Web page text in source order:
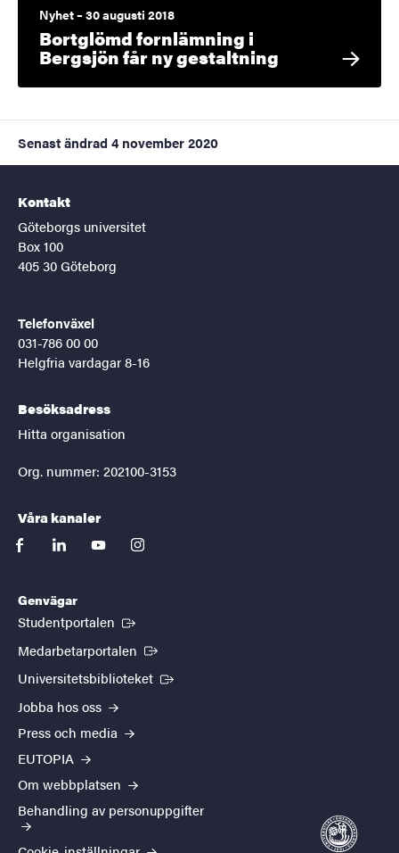
Nyhet – 30 augusti 2018
Bortglömd fornlämning i
Bergsjön får ny gestaltning
Senast ändrad 4 november 2020
Kontakt
Göteborgs universitet
Box 100
405 30 Göteborg
Telefonväxel
031-786 00 00
Helgfria vardagar 8-16
Besöksadress
Hitta organisation
Org. nummer: 202100-3153
Våra kanaler
facebooklinkedinyoutubeinstagram
Genvägar
Studentportalen (Extern länk)
Medarbetarportalen (Extern länk)
Universitetsbiblioteket (Extern länk)
Jobba hos oss
Press och media
EUTOPIA
Om webbplatsen
Behandling av personuppgifter